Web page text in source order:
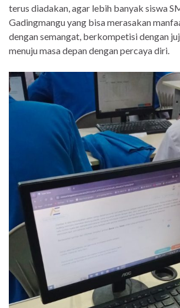
terus diadakan, agar lebih banyak siswa
Gadingmangu yang bisa merasakan
dengan semangat, berkompetisi dengan
menuju masa depan dengan percaya diri.